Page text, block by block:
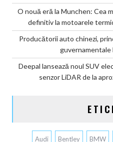
O nouă eră la Munchen: Cea
definitiv la motoarele
Producătorii auto chinezi,
guvernamentale
Deepal lansează noul SUV
senzor LiDAR de la
Audi Bentley BMW